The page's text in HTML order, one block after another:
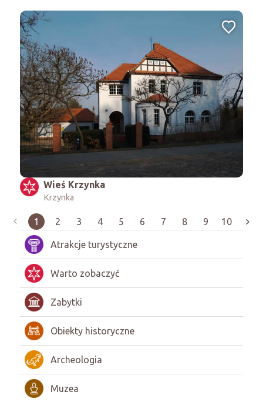
Wieś Krzynka
Krzynka
1 2 3 4 5 6 7 8 9 10
Atrakcje turystyczne
Warto zobaczyć
Zabytki
Obiekty historyczne
Archeologia
Muzea